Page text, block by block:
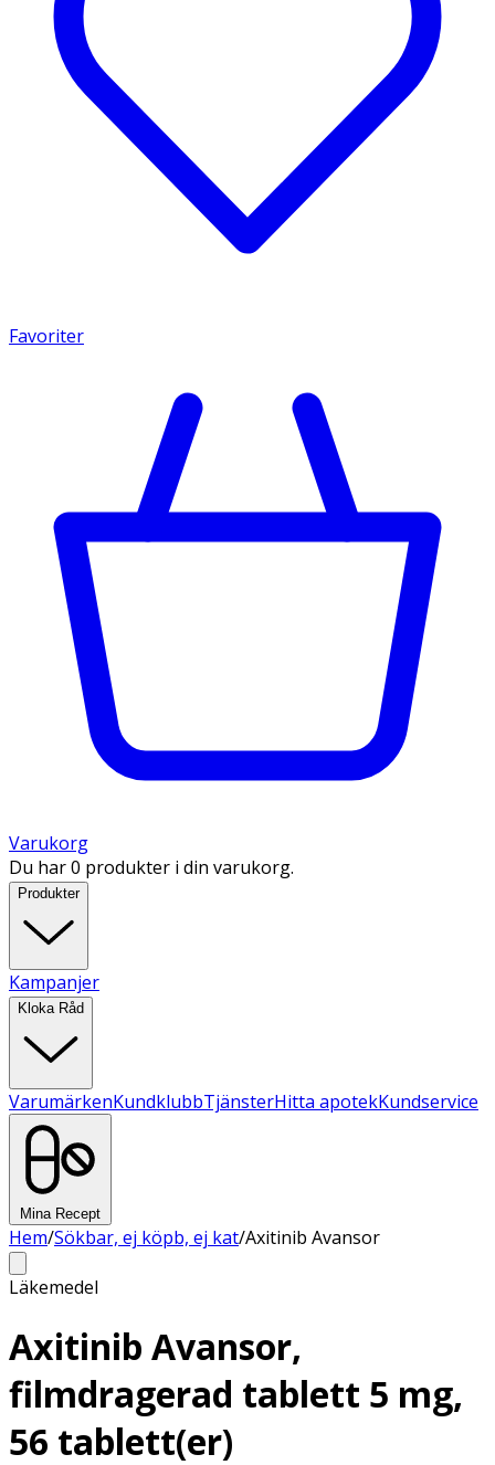
Favoriter
Varukorg
Du har 0 produkter i din varukorg.
Produkter
Kampanjer
Kloka Råd
VarumärkenKundklubbTjänsterHitta apotekKundservice
Mina Recept
Hem/Sökbar, ej köpb, ej kat/Axitinib Avansor
Läkemedel
Axitinib Avansor,
filmdragerad tablett 5 mg,
56 tablett(er)